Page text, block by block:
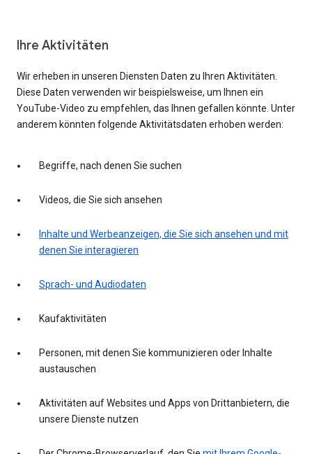
Ihre Aktivitäten
Wir erheben in unseren Diensten Daten zu Ihren Aktivitäten.
Diese Daten verwenden wir beispielsweise, um Ihnen ein
YouTube-Video zu empfehlen, das Ihnen gefallen könnte. Unter
anderem könnten folgende Aktivitätsdaten erhoben werden:
Begriffe, nach denen Sie suchen
Videos, die Sie sich ansehen
Inhalte und Werbeanzeigen, die Sie sich ansehen und mit
denen Sie interagieren
Sprach- und Audiodaten
Kaufaktivitäten
Personen, mit denen Sie kommunizieren oder Inhalte
austauschen
Aktivitäten auf Websites und Apps von Drittanbietern, die
unsere Dienste nutzen